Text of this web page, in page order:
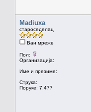
Madiuxa
староседелац
Ван мреже
Пол:
Организација:
Име и презиме:
Струка:
Поруке: 7.477